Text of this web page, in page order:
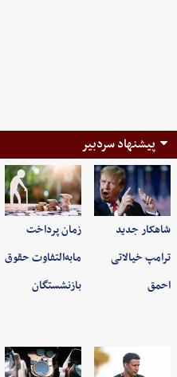
پیشنهاد سردبیر
شاهکار جدید
ترامپ خیالاتی
احمق
زمان پرداخت
مابه‌التفاوت حقوق
بازنشستگان